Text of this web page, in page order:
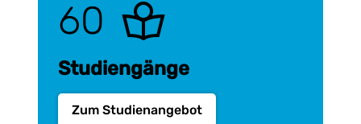
60
Studiengänge
Zum Studienangebot